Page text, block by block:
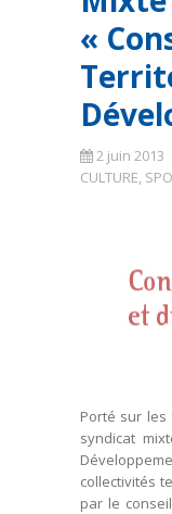
«
2 juin 2013
CULTURE,
Porté sur les
syndicat
collectivités
par le